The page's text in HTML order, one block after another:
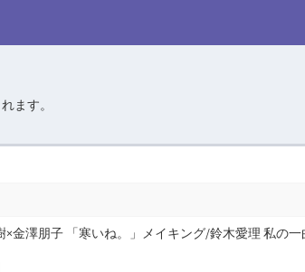
ます。
×金澤朋子 「寒いね。」メイキング/鈴木愛理 私の